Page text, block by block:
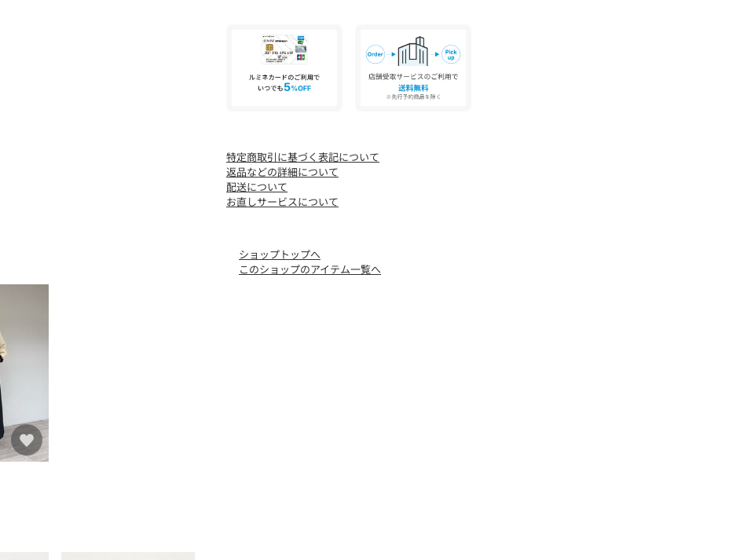
材等が若干異なる場合がございます。
※工場の生産の都合上、納期が変更になる場合がございます。発送日の前後
についてはあらかじめご了承ください。
※入荷状況により、お客様への発送が店頭販売より遅れる場合もございま
※ソールに保護シートが貼られている場合は剥がしてご使用下さい。
※かかと部分にある1ミリ程度の小さな穴は、生産工程上発生するものであ
り、不良品ではございません。
は計測に含まれません。
※商品に不良が無い場合、包装紙および箱の破損がございましても発送いた
特定商取引に基づく表記について
返品などの詳細について
配送について
お直しサービスについて
ショップトップへ
このショップのアイテム一覧へ